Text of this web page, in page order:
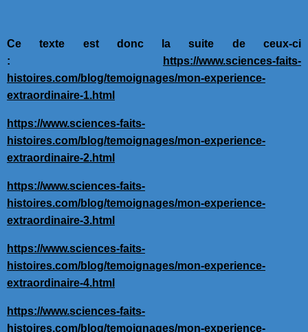
Ce texte est donc la suite de ceux-ci
:
https://www.sciences-faits-
histoires.com/blog/temoignages/mon-experience-
extraordinaire-1.html
https://www.sciences-faits-
histoires.com/blog/temoignages/mon-experience-
extraordinaire-2.html
https://www.sciences-faits-
histoires.com/blog/temoignages/mon-experience-
extraordinaire-3.html
https://www.sciences-faits-
histoires.com/blog/temoignages/mon-experience-
extraordinaire-4.html
https://www.sciences-faits-
histoires.com/blog/temoignages/mon-experience-